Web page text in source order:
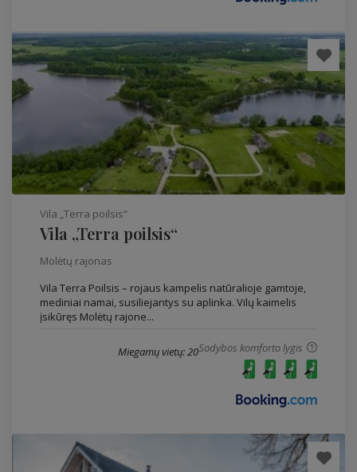
Vila „Terra poilsis“
Vila „Terra poilsis“
Molėtų rajonas
Vila Terra Poilsis – rojaus kampelis natūralioje gamtoje,
mediniai namai, susiliejantys su aplinka. Vilų kaimelis
įsikūręs Molėtų rajone...
Sodybos komforto lygis
Miegamų vietų: 20